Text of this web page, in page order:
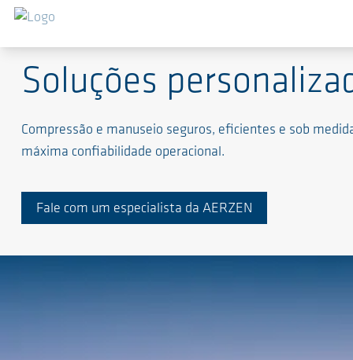
Soluções
Compressão e manuseio seguros, eficientes e sob
máxima confiabilidade operacional.
Fale com um especialista da AERZEN